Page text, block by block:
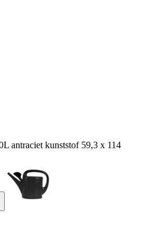
antraciet kunststof 59,3 x 114